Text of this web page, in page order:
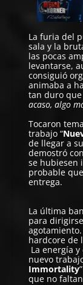
La furia del
sala y la
las pocas
levantarse,
consiguió
animaba a
tan duro
acaso, algo
Tocaron
trabajo “
de llegar a
demostró
se hubiesen
probable
entrega.
La última
para
agotamiento.
hardcore de
La energía
nuevo
Immortality
que no